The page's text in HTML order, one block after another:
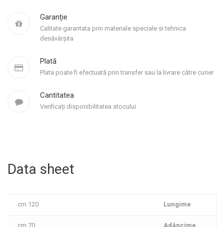
Garanție
Calitate garantata prin materiale speciale si tehnica
desăvârșita
Plată
Plata poate fi efectuată prin transfer sau la livrare către curier
Cantitatea
Verificați disponibilitatea stocului
Data sheet
Lungime
120 cm
Adâncime
70 cm